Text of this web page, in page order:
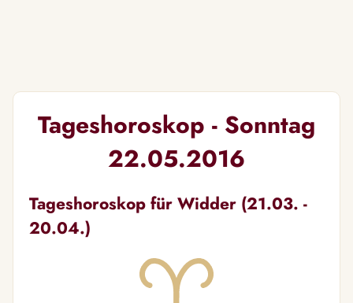
Tageshoroskop - Sonntag
22.05.2016
Tageshoroskop für Widder (21.03. -
20.04.)